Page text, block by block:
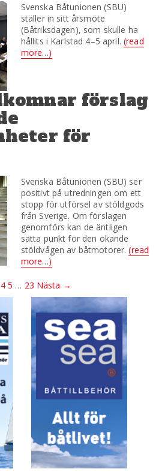
Svenska Båtunionen (SBU)
ställer in sitt årsmöte
(Båtriksdagen), som skulle ha
hållits i Karlstad 4–5 april. (read
more…)
förslag
för
Svenska Båtunionen (SBU) ser
positivt på utredningen om ett
stopp för utförsel av stöldgods
från Sverige. Om förslagen
genomförs kan de äntligen
sätta punkt för den ökande
stöldvågen av båtmotorer.(read
more…)
4 5 … 23 Nästa →